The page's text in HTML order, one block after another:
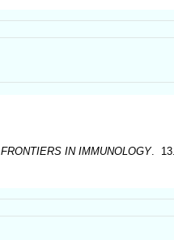
FRONTIERS IN IMMUNOLOGY. 13.